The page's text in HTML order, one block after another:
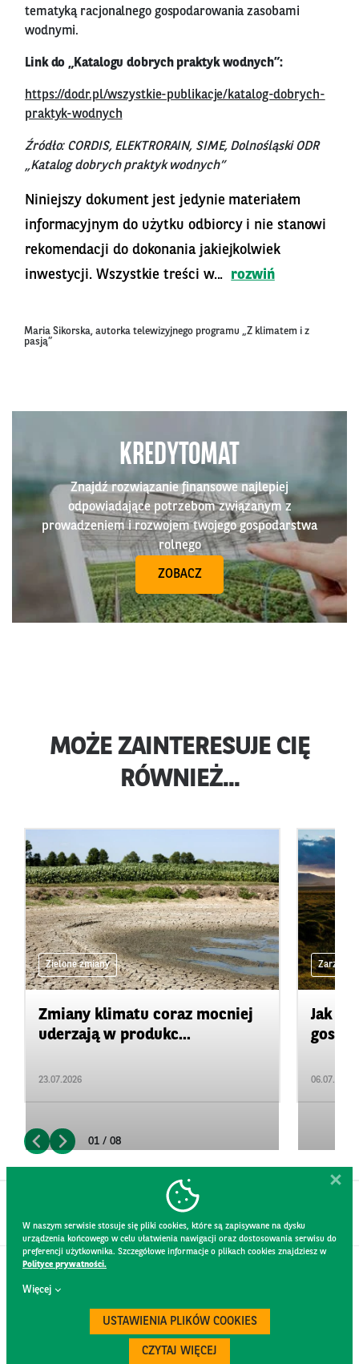
tematyką racjonalnego gospodarowania zasobami
wodnymi.
Link do „Katalogu dobrych praktyk wodnych”:
https://dodr.pl/wszystkie-publikacje/katalog-dobrych-
praktyk-wodnych
Źródło: CORDIS, ELEKTRORAIN, SIME, Dolnośląski ODR
„Katalog dobrych praktyk wodnych”
Niniejszy dokument jest jedynie materiałem
informacyjnym do użytku odbiorcy i nie stanowi
rekomendacji do dokonania jakiejkolwiek
inwestycji. Wszystkie treści w...
rozwiń
Maria Sikorska, autorka telewizyjnego programu „Z klimatem i z
pasją”
KREDYTOMAT
Znajdź rozwiązanie finansowe najlepiej
odpowiadające potrzebom związanym z
prowadzeniem i rozwojem twojego gospodarstwa
rolnego
ZOBACZ
MOŻE ZAINTERESUJE CIĘ
RÓWNIEŻ...
Zielone zmiany
Zmiany klimatu coraz mocniej
uderzają w produkc...
23.07.2026
Jak
06.07.2026
01 / 08
W naszym serwisie stosuje się pliki cookies, które są zapisywane na dysku
urządzenia końcowego w celu ułatwienia nawigacji oraz dostosowania serwisu do
preferencji użytkownika. Szczegółowe informacje o plikach cookies znajdziesz w
Polityce prywatności.
Więcej
USTAWIENIA PLIKÓW COOKIES
CZYTAJ WIĘCEJ
KONTAKT
REGULAMIN STRONY
POLITYKA PRYWATNOŚCI